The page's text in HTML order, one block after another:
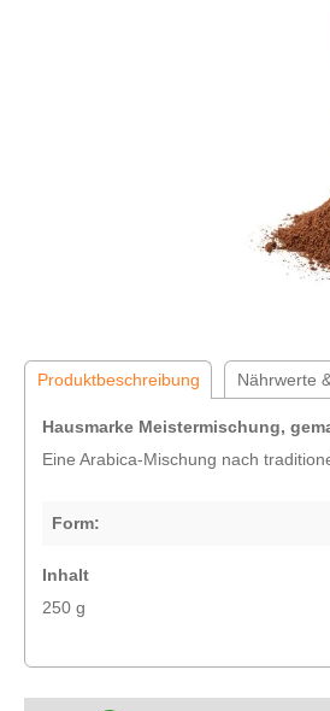
Produktbeschreibung Nährwerte
Hausmarke Meistermischung,
Eine Arabica-Mischung nach
Form:
Inhalt
250 g